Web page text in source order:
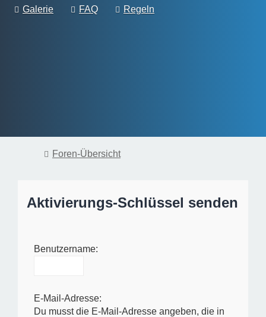
Galerie FAQ Regeln
Foren-Übersicht
Aktivierungs-Schlüssel senden
Benutzername:
E-Mail-Adresse:
Du musst die E-Mail-Adresse angeben, die in